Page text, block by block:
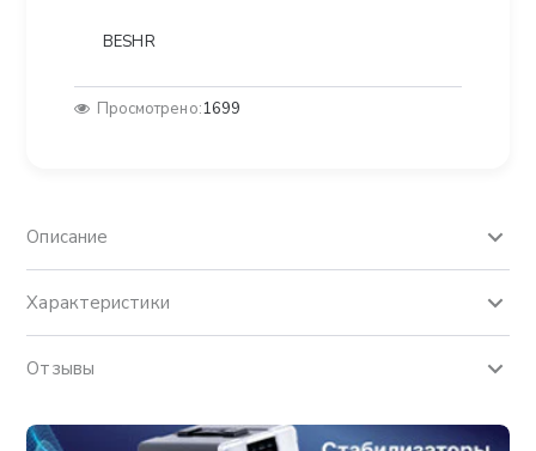
BESHR
Просмотрено:1699
Описание
Характеристики
Отзывы